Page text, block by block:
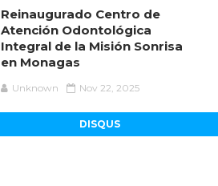
Reinaugurado Centro de
Atención Odontológica
Integral de la Misión Sonrisa
en Monagas
Unknown Nov 22, 2025
DISQUS